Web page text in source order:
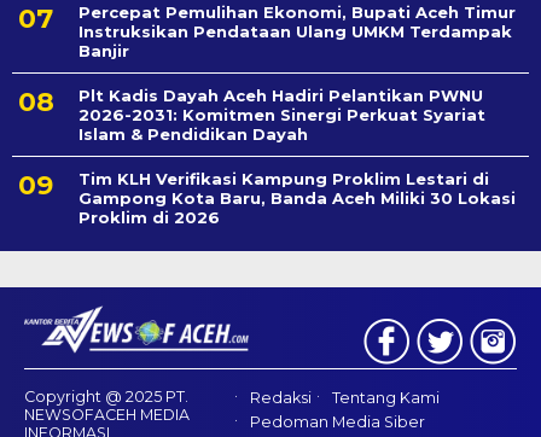
Percepat Pemulihan Ekonomi, Bupati Aceh Timur
Instruksikan Pendataan Ulang UMKM Terdampak
Banjir
Plt Kadis Dayah Aceh Hadiri Pelantikan PWNU
2026-2031: Komitmen Sinergi Perkuat Syariat
Islam & Pendidikan Dayah
Tim KLH Verifikasi Kampung Proklim Lestari di
Gampong Kota Baru, Banda Aceh Miliki 30 Lokasi
Proklim di 2026
Copyright @ 2025 PT.
NEWSOFACEH MEDIA
INFORMASI
Redaksi
Tentang Kami
Pedoman Media Siber